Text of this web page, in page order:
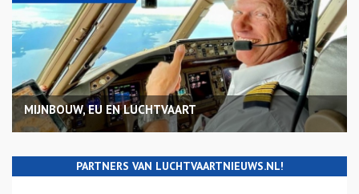
MIJNBOUW, EU EN LUCHTVAART
PARTNERS VAN LUCHTVAARTNIEUWS.NL!